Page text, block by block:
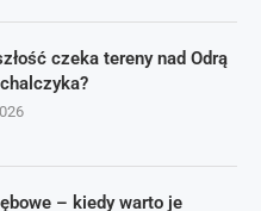
czeka tereny nad Odrą
– kiedy warto je